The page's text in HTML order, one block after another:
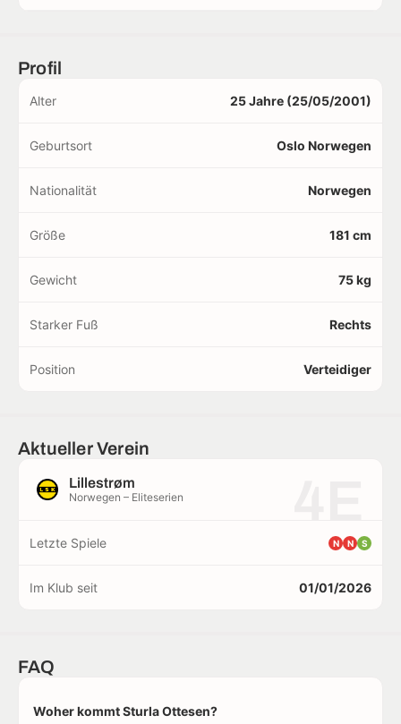
Profil
Alter 25 Jahre (25/05/2001)
Geburtsort Oslo Norwegen
Nationalität Norwegen
Größe 181 cm
Gewicht 75 kg
Starker Fuß Rechts
Position Verteidiger
Aktueller Verein
Lillestrøm
Norwegen – Eliteserien
Letzte Spiele N N S
Im Klub seit 01/01/2026
FAQ
Woher kommt Sturla Ottesen?